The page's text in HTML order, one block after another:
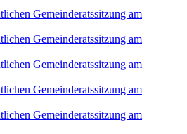
Gemeinderatssitzung am
Gemeinderatssitzung am
Gemeinderatssitzung am
Gemeinderatssitzung am
Gemeinderatssitzung am